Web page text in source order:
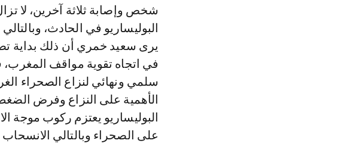
شخص وإصابة ثلاثة آخرين، لا
البوليساريو في الحادث،
يرى سعيد خمري أن ذلك بداية
في اتجاه تقوية مواقف
سلمي ونهائي لنزاع الصحراء
الأهمية على النزاع وفرض
البوليساريو يعتزم ركوب موجة
على الصحراء وبالتالي